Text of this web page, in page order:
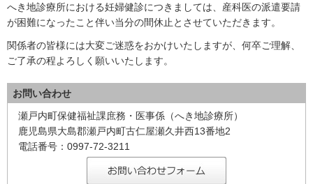
へき地診療所における妊婦健診につきましては、産科医の派遣要請
が困難になったこと伴い当分の間休止とさせていただきます。
関係者の皆様には大変ご迷惑をおかけいたしますが、何卒ご理解、
ご了承の程よろしく願いいたします。
お問い合わせ
瀬戸内町保健福祉課庶務・医事係（へき地診療所）
鹿児島県大島郡瀬戸内町古仁屋瀬久井西13番地2
電話番号：0997-72-3211